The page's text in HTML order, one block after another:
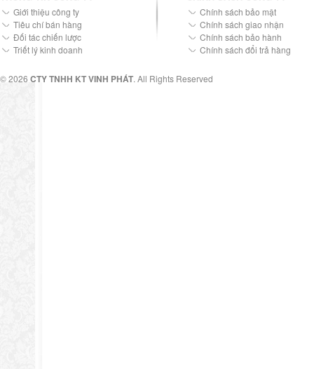
Giới thiệu công ty
Tiêu chí bán hàng
Đối tác chiến lược
Triết lý kinh doanh
Chính sách bảo mật
Chính sách giao nhận
Chính sách bảo hành
Chính sách đổi trả hàng
© 2026 CTY TNHH KT VINH PHÁT. All Rights Reserved